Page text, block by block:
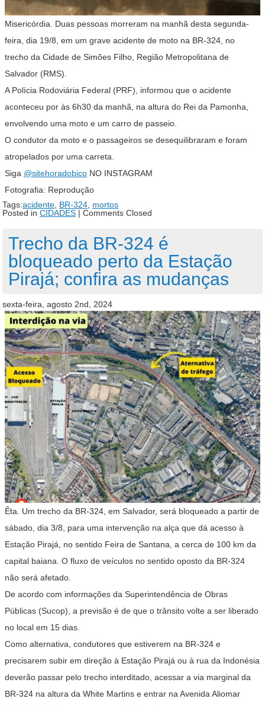
Misericórdia. Duas pessoas morreram na manhã desta segunda-
feira, dia 19/8, em um grave acidente de moto na BR-324, no
trecho da Cidade de Simões Filho, Região Metropolitana de
Salvador (RMS).
A Polícia Rodoviária Federal (PRF), informou que o acidente
aconteceu por às 6h30 da manhã, na altura do Rei da Pamonha,
envolvendo uma moto e um carro de passeio.
O condutor da moto e o passageiros se desequilibraram e foram
atropelados por uma carreta.
Siga @sitehoradobico NO INSTAGRAM
Fotografia: Reprodução
Tags:acidente BR-324 mortos
Posted in CIDADES | Comments Closed
Trecho da BR-324 é
bloqueado perto da Estação
Pirajá; confira as mudanças
sexta-feira, agosto 2nd, 2024
Êta. Um trecho da BR-324, em Salvador, será bloqueado a partir de
sábado, dia 3/8, para uma intervenção na alça que dá acesso à
Estação Pirajá, no sentido Feira de Santana, a cerca de 100 km da
capital baiana. O fluxo de veículos no sentido oposto da BR-324
não será afetado.
De acordo com informações da Superintendência de Obras
Públicas (Sucop), a previsão é de que o trânsito volte a ser liberado
no local em 15 dias
Como alternativa, condutores que estiverem na BR-324 e
precisarem subir em direção à Estação Pirajá ou à rua da Indonésia
deverão passar pelo trecho interditado, acessar a via marginal da
BR-324 na altura da White Martins e entrar na Avenida Aliomar